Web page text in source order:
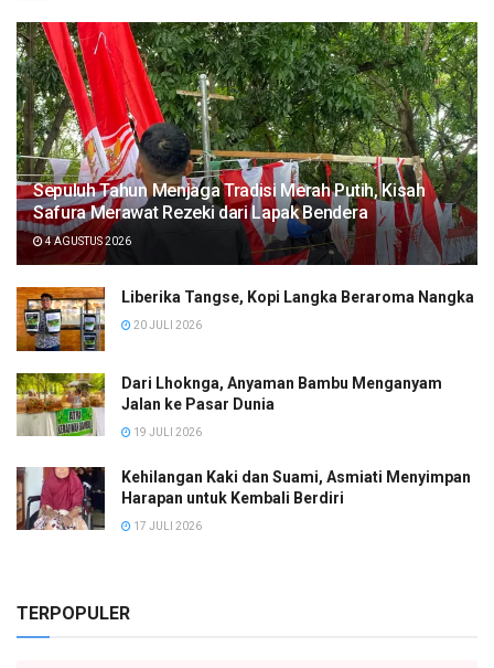
Sepuluh Tahun Menjaga Tradisi Merah Putih, Kisah
Safura Merawat Rezeki dari Lapak Bendera
4 AGUSTUS 2026
Liberika Tangse, Kopi Langka Beraroma Nangka
20 JULI 2026
Dari Lhoknga, Anyaman Bambu Menganyam
Jalan ke Pasar Dunia
19 JULI 2026
Kehilangan Kaki dan Suami, Asmiati Menyimpan
Harapan untuk Kembali Berdiri
17 JULI 2026
TERPOPULER